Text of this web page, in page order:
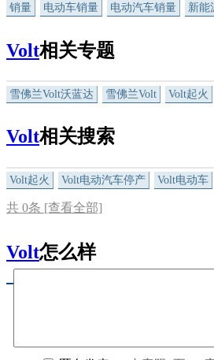
销量 电动车销量 电动汽车销量 新能
Volt相关专题
雪佛兰Volt沃蓝达 雪佛兰Volt Volt起火
Volt相关搜索
Volt起火 Volt电动汽车停产 Volt电动车
共 0条 [查看全部]
Volt怎么样